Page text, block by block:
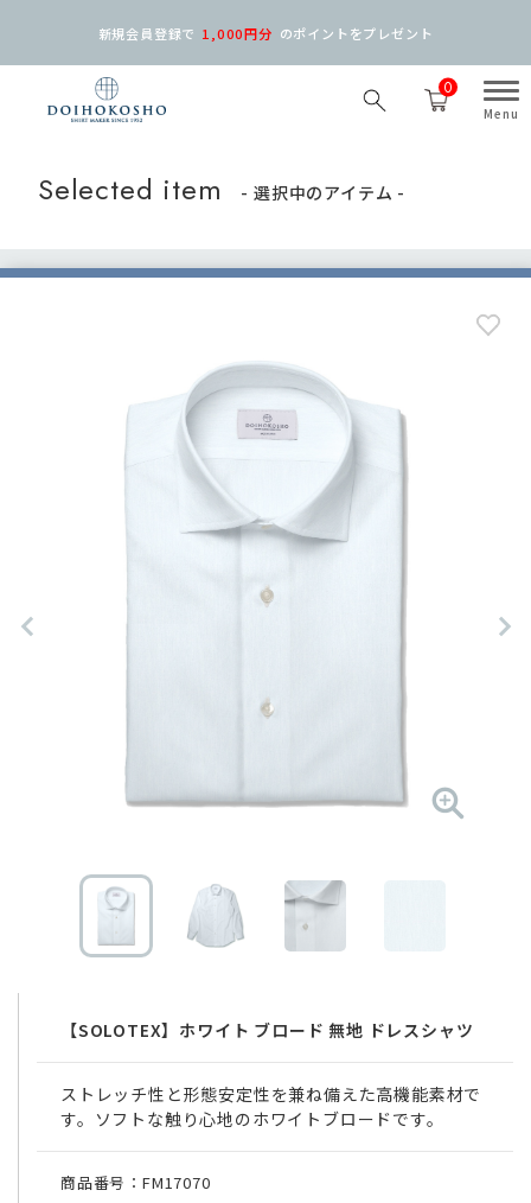
0
新規会員登録で 1,000円分 のポイントをプレゼント
Selected item - 選択中のアイテム -
【SOLOTEX】ホワイト ブロード 無地 ドレスシャツ
ストレッチ性と形態安定性を兼ね備えた高機能素材で
す。ソフトな触り心地のホワイトブロードです。
商品番号：FM17070